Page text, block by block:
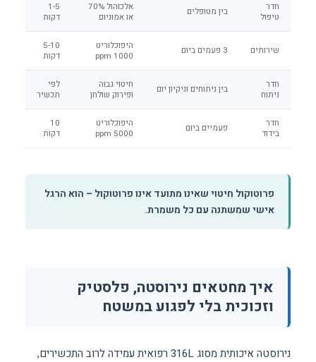
חדר
טיפול
בין מטופלים
אלכוהול 70%
או אמוניום
1-5
דקות
שירותים 3 פעמים ביום
היפוכלוריט
1000 ppm
5-10
דקות
חדר
ניתוח
בין ניתוחים וניקיון יום
חיטוי גבוה
ופירוק שולחן
לפי
תכשיר
חדר
בידוד
פעמיים ביום
היפוכלוריט
5000 ppm
10
דקות
פרוטוקול חיטוי שאינו מתועד אינו פרוטוקול – הוא הרגל
אישי שמשתנה עם כל משמרת.
איך מחטאים נירוסטה, פלסטיק
וזכוכית בלי לפגוע במשטח
נירוסטה איכותית מסוג 316L רפואית עמידה לרוב התכשירים,